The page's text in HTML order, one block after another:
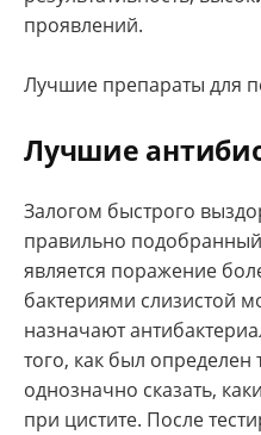
проявлений.
Лучшие препараты для
Лучшие
Залогом быстрого
правильно
является поражение
бактериями слизистой
назначают
того, как был
однозначно сказать,
при цистите. После